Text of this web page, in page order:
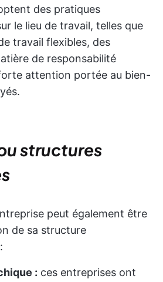
des pratiques
le lieu de travail, telles que
travail flexibles, des
de responsabilité
attention portée au bien-
structures
peut également être
de sa structure
: ces entreprises ont